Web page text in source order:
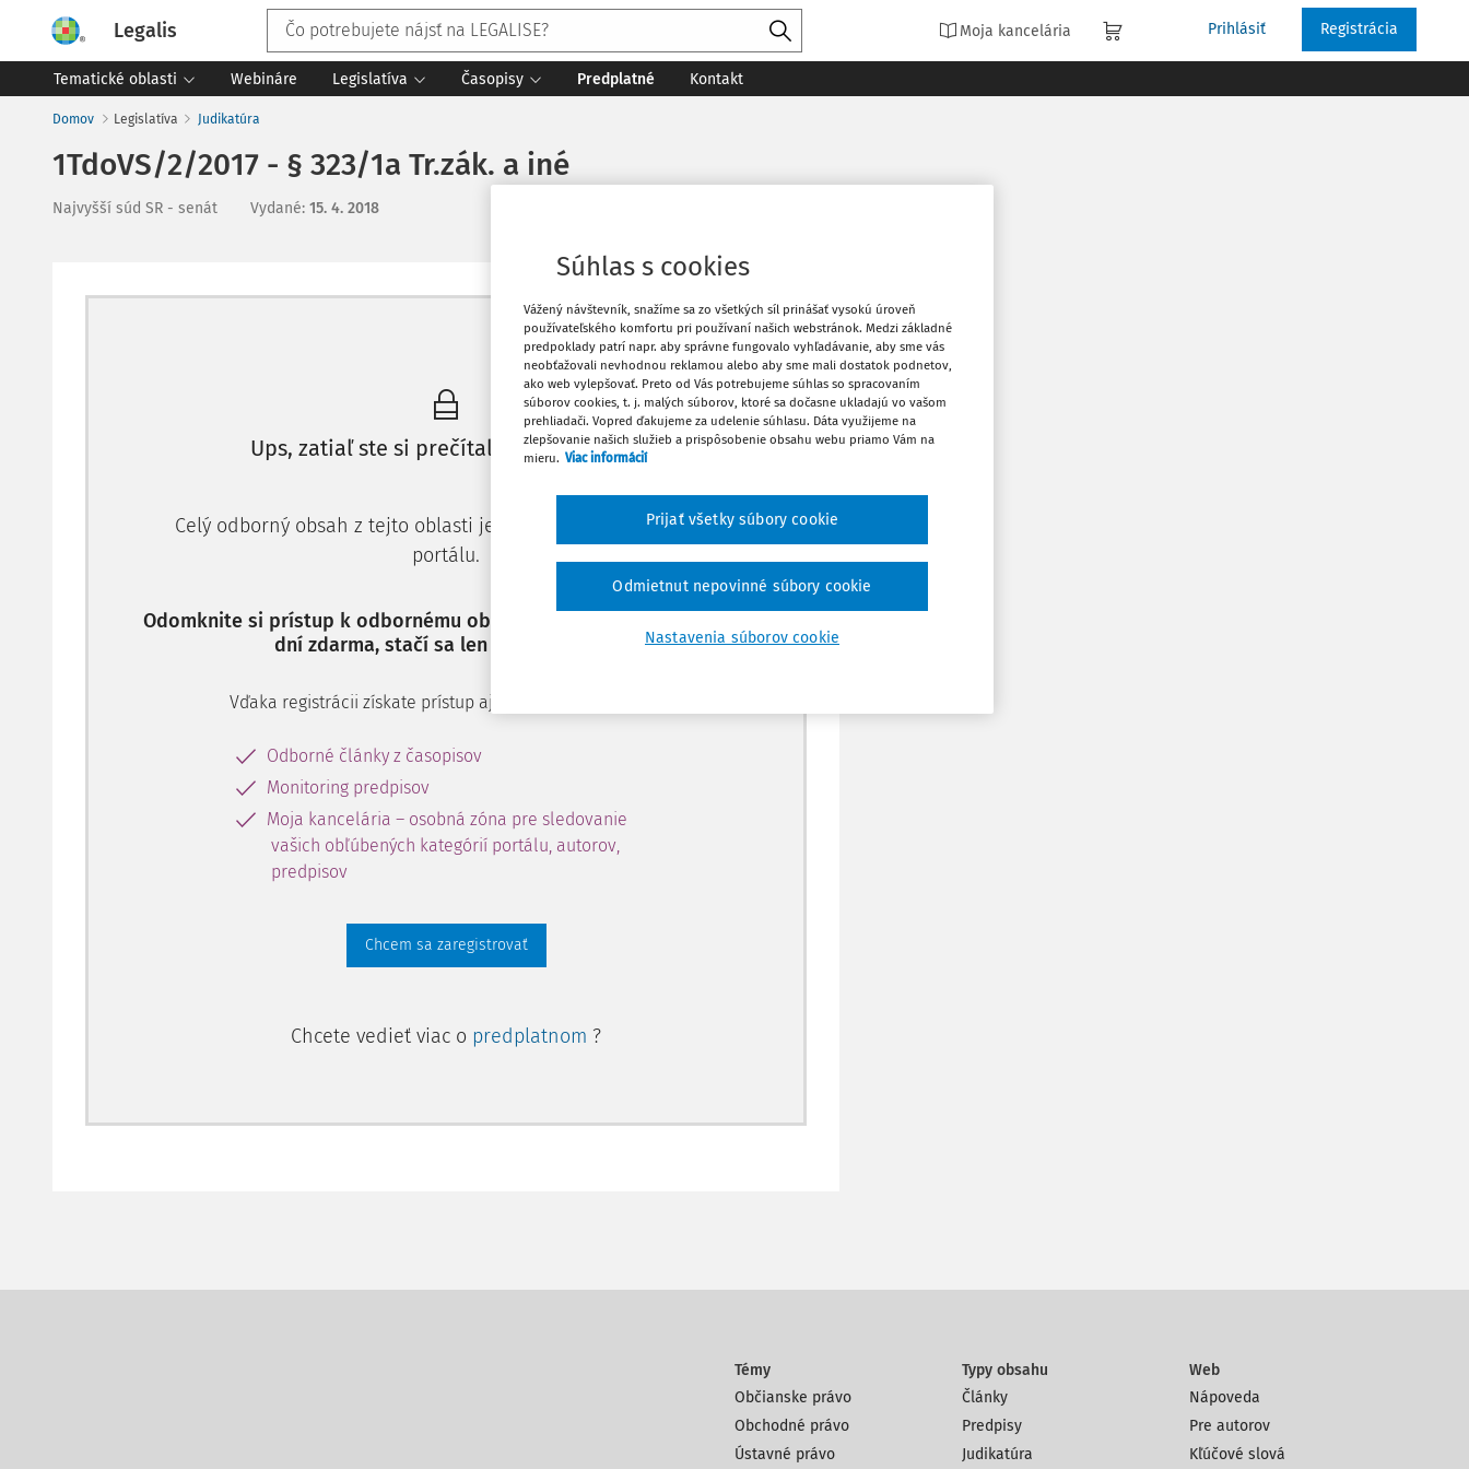
Legalis Moja kancelária Prihlásiť Registrácia
Tematické oblasti Webináre Legislatíva Časopisy Predplatné Kontakt
Domov Legislatíva Judikatúra
1TdoVS/2/2017 - § 323/1a Tr.zák. a iné
Najvyšší súd SR - senát Vydané: 15. 4. 2018
Máte predplatné? Prihláste sa
Ups, zatiaľ ste si prečítali len začiatok...
Celý odborný obsah z tejto oblasti je dostupný predplatiteľom
portálu.
Odomknite si prístup k odbornému obsahu a získajte prístup na 10
dní zdarma, stačí sa len zaregistrovať.
Vďaka registrácii získate prístup aj k vybranému obsahu:
Odborné články z časopisov
Monitoring predpisov
Moja kancelária – osobná zóna pre sledovanie
vašich obľúbených kategórií portálu, autorov,
predpisov
Chcem sa zaregistrovať
Chcete vedieť viac o predplatnom ?
Vytlačiť
Obľúbené
Stiahnuť
Témy
Občianske právo
Obchodné právo
Ústavné právo
Typy obsahu
Články
Predpisy
Judikatúra
Web
Nápoveda
Pre autorov
Kľúčové slová
Súhlas s cookies
Vážený návštevník, snažíme sa zo všetkých síl prinášať vysokú úroveň
používateľského komfortu pri používaní našich webstránok. Medzi základné
predpoklady patrí napr. aby správne fungovalo vyhľadávanie, aby sme vás
neobťažovali nevhodnou reklamou alebo aby sme mali dostatok podnetov,
ako web vylepšovať. Preto od Vás potrebujeme súhlas so spracovaním
súborov cookies, t. j. malých súborov, ktoré sa dočasne ukladajú vo vašom
prehliadači. Vopred ďakujeme za udelenie súhlasu. Dáta využijeme na
zlepšovanie našich služieb a prispôsobenie obsahu webu priamo Vám na
mieru. Viac informácií
Nastavenia súborov cookie
Odmietnut nepovinné súbory cookie
Prijať všetky súbory cookie